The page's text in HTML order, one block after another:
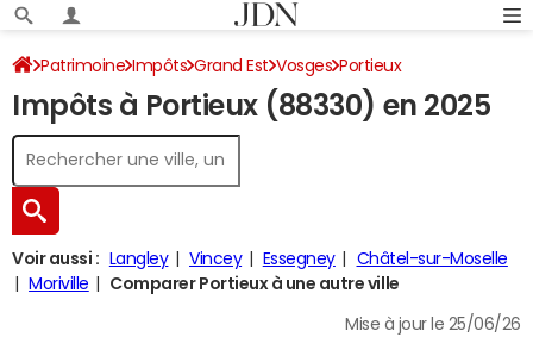
Patrimoine Impôts Grand Est Vosges Portieux
Impôt sur le revenu
Impôts à Portieux (88330) en 2025
Voir aussi : Langley Vincey Essegney
Châtel-sur-Moselle
Moriville
Comparer Portieux à une autre ville
Mise à jour le 25/06/26